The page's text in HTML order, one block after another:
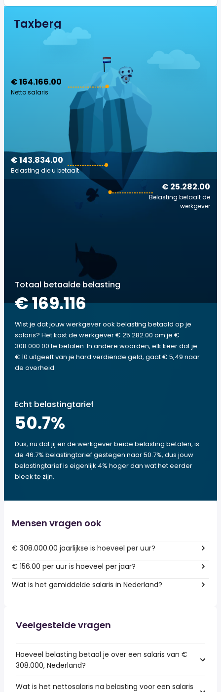
Taxberg
€ 164.166.00
Netto salaris
€ 25.282.00
Belasting betaalt de
werkgever
€ 143.834.00
Belasting die u betaalt
Totaal betaalde belasting
€ 169.116
Wist je dat jouw werkgever ook belasting betaald op je
salaris? Het kost de werkgever € 25.282.00 om je €
308.000.00 te betalen. In andere woorden, elk keer dat je
€ 10 uitgeeft van je hard verdiende geld, gaat € 5,49 naar
de overheid.
Echt belastingtarief
50.7%
Dus, nu dat jij en de werkgever beide belasting betalen, is
de 46.7% belastingtarief gestegen naar 50.7%, dus jouw
belastingtarief is eigenlijk 4% hoger dan wat het eerder
bleek te zijn.
Mensen vragen ook
€ 308.000.00 jaarlijkse is hoeveel per uur?
€ 156.00 per uur is hoeveel per jaar?
Wat is het gemiddelde salaris in Nederland?
Veelgestelde vragen
Hoeveel belasting betaal je over een salaris van €
308.000, Nederland?
Wat is het nettosalaris na belasting voor een salaris